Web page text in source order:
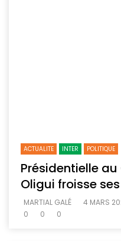
ACTUALITE INTER POLITIQUE
Présidentielle
Oligui froisse
MARTIAL GALÉ
4 MARS
0
0 0